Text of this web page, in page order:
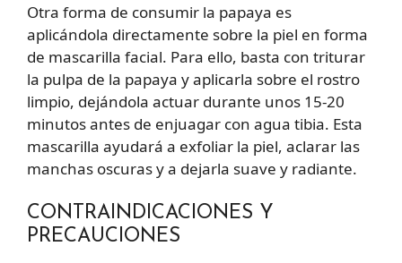
Otra forma de consumir la papaya es
aplicándola directamente sobre la piel en forma
de mascarilla facial. Para ello, basta con triturar
la pulpa de la papaya y aplicarla sobre el rostro
limpio, dejándola actuar durante unos 15-20
minutos antes de enjuagar con agua tibia. Esta
mascarilla ayudará a exfoliar la piel, aclarar las
manchas oscuras y a dejarla suave y radiante.
CONTRAINDICACIONES Y
PRECAUCIONES